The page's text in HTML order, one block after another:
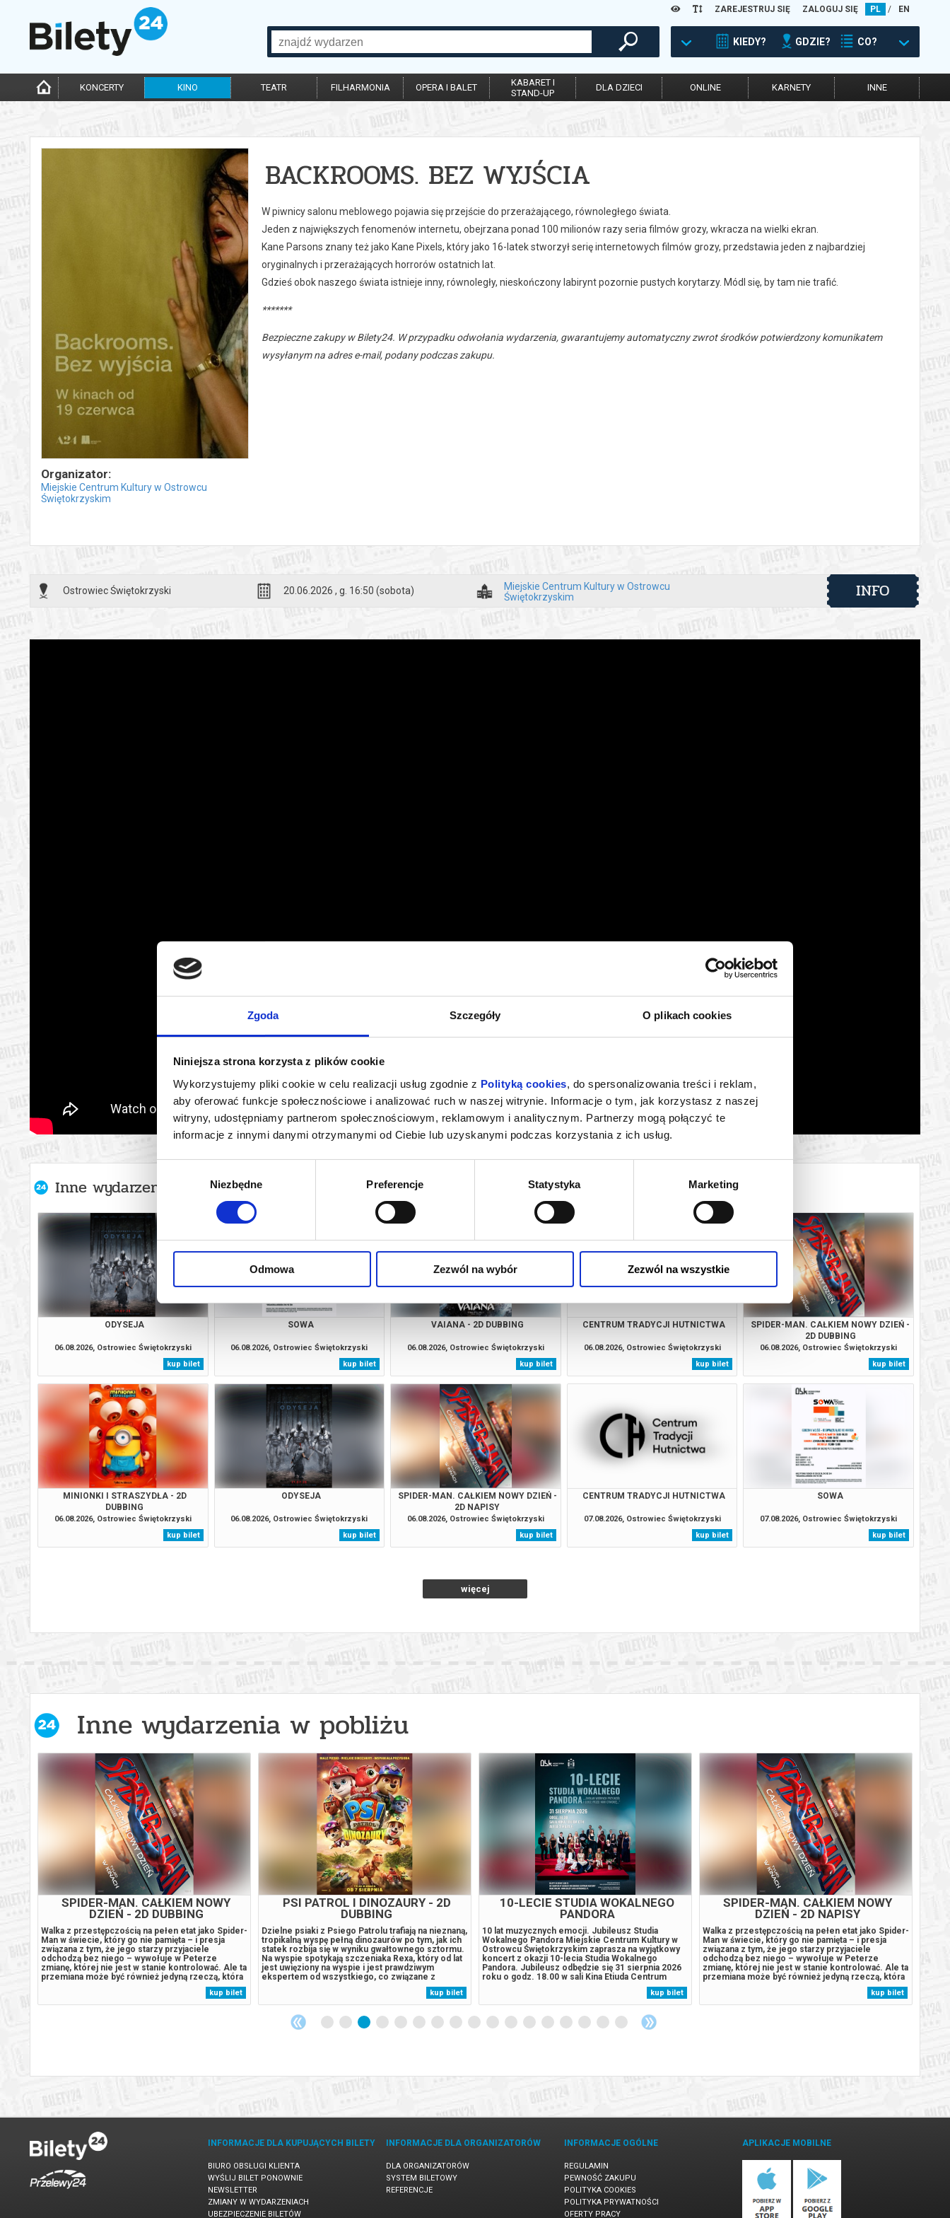
Zgoda Szczegóły O plikach cookies
Niniejsza strona korzysta z plików cookie
Wykorzystujemy pliki cookie w celu realizacji usług zgodnie z Polityką cookies, do spersonalizowania treści i reklam,
aby oferować funkcje społecznościowe i analizować ruch w naszej witrynie. Informacje o tym, jak korzystasz z naszej
witryny, udostępniamy partnerom społecznościowym, reklamowym i analitycznym. Partnerzy mogą połączyć te
informacje z innymi danymi otrzymanymi od Ciebie lub uzyskanymi podczas korzystania z ich usług.
Wybór
zgody
Niezbędne Preferencje Statystyka Marketing
Odmowa Zezwól na wybór Zezwól na wszystkie
ZAREJESTRUJ SIĘ ZALOGUJ SIĘ PL / EN
KIEDY? GDZIE? CO?
KONCERTY KINO TEATR FILHARMONIA OPERA I BALET
KABARET I
STAND-UP
DLA DZIECI ONLINE KARNETY INNE
Organizator:
Miejskie Centrum Kultury w Ostrowcu
Świętokrzyskim
BACKROOMS. BEZ WYJŚCIA
W piwnicy salonu meblowego pojawia się przejście do przerażającego, równoległego świata.
Jeden z największych fenomenów internetu, obejrzana ponad 100 milionów razy seria filmów grozy, wkracza na wielki ekran.
Kane Parsons znany też jako Kane Pixels, który jako 16-latek stworzył serię internetowych filmów grozy, przedstawia jeden z najbardziej
oryginalnych i przerażających horrorów ostatnich lat.
Gdzieś obok naszego świata istnieje inny, równoległy, nieskończony labirynt pozornie pustych korytarzy. Módl się, by tam nie trafić.
*******
Bezpieczne zakupy w Bilety24. W przypadku odwołania wydarzenia, gwarantujemy automatyczny zwrot środków potwierdzony komunikatem
wysyłanym na adres e-mail, podany podczas zakupu.
Ostrowiec Świętokrzyski 20.06.2026 , g. 16:50 (sobota)
Miejskie Centrum Kultury w Ostrowcu
Świętokrzyskim
INFO
Inne wydarzenia organizatora
ODYSEJA
06.08.2026, Ostrowiec Świętokrzyski
kup bilet
SOWA
06.08.2026, Ostrowiec Świętokrzyski
kup bilet
VAIANA - 2D DUBBING
06.08.2026, Ostrowiec Świętokrzyski
kup bilet
CENTRUM TRADYCJI HUTNICTWA
06.08.2026, Ostrowiec Świętokrzyski
kup bilet
SPIDER-MAN. CAŁKIEM NOWY DZIEŃ -
2D DUBBING
06.08.2026, Ostrowiec Świętokrzyski
kup bilet
MINIONKI I STRASZYDŁA - 2D
DUBBING
06.08.2026, Ostrowiec Świętokrzyski
kup bilet
ODYSEJA
06.08.2026, Ostrowiec Świętokrzyski
kup bilet
SPIDER-MAN. CAŁKIEM NOWY DZIEŃ -
2D NAPISY
06.08.2026, Ostrowiec Świętokrzyski
kup bilet
CENTRUM TRADYCJI HUTNICTWA
07.08.2026, Ostrowiec Świętokrzyski
kup bilet
SOWA
07.08.2026, Ostrowiec Świętokrzyski
kup bilet
więcej
Inne wydarzenia w pobliżu
SPIDER-MAN. CAŁKIEM NOWY
DZIEŃ - 2D DUBBING
Walka z przestępczością na pełen etat jako Spider-
Man w świecie, który go nie pamięta – i presja
związana z tym, że jego starzy przyjaciele
odchodzą bez niego – wywołuje w Peterze
zmianę, której nie jest w stanie kontrolować. Ale ta
przemiana może być również jedyną rzeczą, która
powstrzyma nowe zagrożenie dla miasta i jego
bliskich. Świat może i zapomniał o Peterze
Parkerze, ale on nie zapomniał o...
kup bilet
PSI PATROL I DINOZAURY - 2D
DUBBING
Dzielne psiaki z Psiego Patrolu trafiają na nieznaną,
tropikalną wyspę pełną dinozaurów po tym, jak ich
statek rozbija się w wyniku gwałtownego sztormu.
Na wyspie spotykają szczeniaka Rexa, który od lat
jest uwięziony na wyspie i jest prawdziwym
ekspertem od wszystkiego, co związane z
pradawnymi gadami. Sytuacja wymyka się spod
kontroli, gdy odwieczny rywal piesków, burmistrz
Humdinger, zaczyna pozyskiwać...
kup bilet
10-LECIE STUDIA WOKALNEGO
PANDORA
10 lat muzycznych emocji. Jubileusz Studia
Wokalnego Pandora Miejskie Centrum Kultury w
Ostrowcu Świętokrzyskim zaprasza na wyjątkowy
koncert z okazji 10-lecia Studia Wokalnego
Pandora. Jubileusz odbędzie się 31 sierpnia 2026
roku o godz. 18.00 w sali Kina Etiuda Centrum
Tradycji Hutnictwa. Dziesięć lat działalności Studia
Wokalnego Pandora, to historia wielu muzycznych
sukcesów, setek godzin prób,...
kup bilet
SPIDER-MAN. CAŁKIEM NOWY
DZIEŃ - 2D NAPISY
Walka z przestępczością na pełen etat jako Spider-
Man w świecie, który go nie pamięta – i presja
związana z tym, że jego starzy przyjaciele
odchodzą bez niego – wywołuje w Peterze
zmianę, której nie jest w stanie kontrolować. Ale ta
przemiana może być również jedyną rzeczą, która
powstrzyma nowe zagrożenie dla miasta i jego
bliskich. Świat może i zapomniał o Peterze
Parkerze, ale on nie zapomniał o...
kup bilet
w
INFORMACJE DLA KUPUJĄCYCH BILETY
BIURO OBSŁUGI KLIENTA
WYŚLIJ BILET PONOWNIE
NEWSLETTER
ZMIANY W WYDARZENIACH
UBEZPIECZENIE BILETÓW
INFORMACJE DLA ORGANIZATORÓW
DLA ORGANIZATORÓW
SYSTEM BILETOWY
REFERENCJE
INFORMACJE OGÓLNE
REGULAMIN
PEWNOŚĆ ZAKUPU
POLITYKA COOKIES
POLITYKA PRYWATNOŚCI
OFERTY PRACY
APLIKACJE MOBILNE